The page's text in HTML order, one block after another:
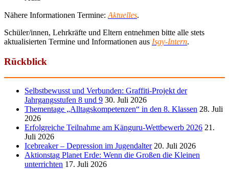
Nähere Informationen Termine: Aktuelles.
Schüler/innen, Lehrkräfte und Eltern entnehmen bitte alle stets
aktualisierten Termine und Informationen aus Isgy-Intern.
Rückblick
Selbstbewusst und Verbunden: Graffiti-Projekt der
Jahrgangsstufen 8 und 9 30. Juli 2026
Thementage „Alltagskompetenzen“ in den 8. Klassen 28. Juli
2026
Erfolgreiche Teilnahme am Känguru-Wettbewerb 2026 21.
Juli 2026
Icebreaker – Depression im Jugendalter 20. Juli 2026
Aktionstag Planet Erde: Wenn die Großen die Kleinen
unterrichten 17. Juli 2026